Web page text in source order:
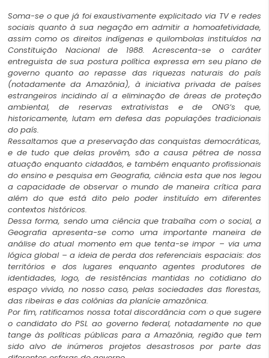
Soma-se o que já foi exaustivamente explicitado via TV e redes
sociais quanto à sua negação em admitir a homoafetividade,
assim como os direitos indígenas e quilombolas instituídos na
Constituição Nacional de 1988. Acrescenta-se o caráter
entreguista de sua postura política expressa em seu plano de
governo quanto ao repasse das riquezas naturais do país
(notadamente da Amazônia), à iniciativa privada de países
estrangeiros incidindo aí a eliminação de áreas de proteção
ambiental, de reservas extrativistas e de ONG’s que,
historicamente, lutam em defesa das populações tradicionais
do país.
Ressaltamos que a preservação das conquistas democráticas,
e de tudo que delas provêm, são a causa pétrea de nossa
atuação enquanto cidadãos, e também enquanto profissionais
do ensino e pesquisa em Geografia, ciência esta que nos legou
a capacidade de observar o mundo de maneira crítica para
além do que está dito pelo poder instituído em diferentes
contextos históricos.
Dessa forma, sendo uma ciência que trabalha com o social, a
Geografia apresenta-se como uma importante maneira de
análise do atual momento em que tenta-se impor – via uma
lógica global – a ideia de perda dos referenciais espaciais: dos
territórios e dos lugares enquanto agentes produtores de
identidades, logo, de resistências mantidas no cotidiano do
espaço vivido, no nosso caso, pelas sociedades das florestas,
das ribeiras e das colônias da planície amazônica.
Por fim, ratificamos nossa total discordância com o que sugere
o candidato do PSL ao governo federal, notadamente no que
tange às políticas públicas para a Amazônia, região que tem
sido alvo de inúmeros projetos desastrosos por parte das